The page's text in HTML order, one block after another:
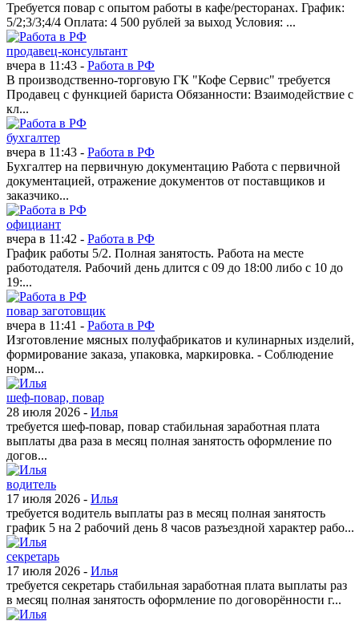
Требуется повар с опытом работы в кафе/ресторанах. График:
5/2;3/3;4/4 Оплата: 4 500 рублей за выход Условия: ...
продавец-консультант
вчера в 11:43 - Работа в РФ
В производственно-торговую ГК "Кофе Сервис" требуется
Продавец с функцией бариста Обязанности: Взаимодействие с
кл...
бухгалтер
вчера в 11:43 - Работа в РФ
Бухгалтер на первичную документацию Работа с первичной
документацией, отражение документов от поставщиков и
заказчико...
официант
вчера в 11:42 - Работа в РФ
График работы 5/2. Полная занятость. Работа на месте
работодателя. Рабочий день длится с 09 до 18:00 либо с 10 до
19:...
повар заготовщик
вчера в 11:41 - Работа в РФ
Изготовление мясных полуфабрикатов и кулинарных изделий,
формирование заказа, упаковка, маркировка. - Соблюдение
норм...
шеф-повар, повар
28 июля 2026 - Илья
требуется шеф-повар, повар стабильная заработная плата
выплаты два раза в месяц полная занятость оформление по
догов...
водитель
17 июля 2026 - Илья
требуется водитель выплаты раз в месяц полная занятость
график 5 на 2 рабочий день 8 часов разъездной характер рабо...
секретарь
17 июля 2026 - Илья
требуется секретарь стабильная заработная плата выплаты раз
в месяц полная занятость оформление по договорённости г...